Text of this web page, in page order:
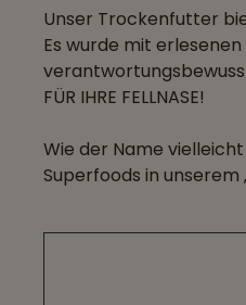
Unser Trockenfutter
Es wurde mit
FÜR IHRE FELLNASE!
Wie der Name
Superfoods in